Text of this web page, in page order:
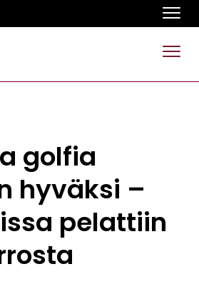
golfia
hyväksi –
pelattiin